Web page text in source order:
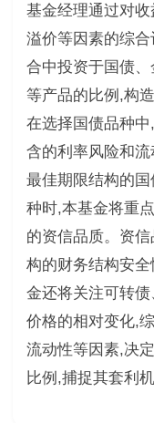
基金经理通过对
溢价等因素的综
合中投资于国债
等产品的比例,构造
在选择国债品种
含的利率风险和
最佳期限结构的
种时,本基金将重
的资信品质。资
构的财务结构安
金还将关注可转
价格的相对变化,
流动性等因素,决
比例,捕捉其套利机